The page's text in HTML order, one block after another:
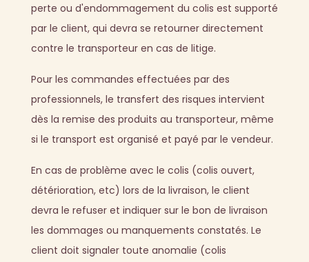
perte ou d'endommagement du colis est supporté
par le client, qui devra se retourner directement
contre le transporteur en cas de litige.
Pour les commandes effectuées par des
professionnels, le transfert des risques intervient
dès la remise des produits au transporteur, même
si le transport est organisé et payé par le vendeur.
En cas de problème avec le colis (colis ouvert,
détérioration, etc) lors de la livraison, le client
devra le refuser et indiquer sur le bon de livraison
les dommages ou manquements constatés. Le
client doit signaler toute anomalie (colis